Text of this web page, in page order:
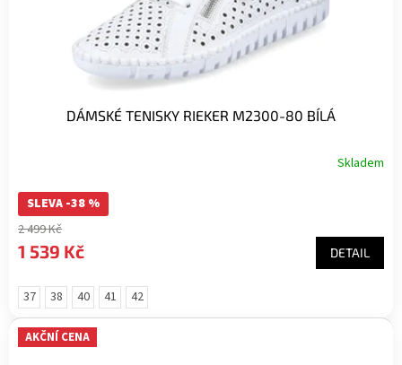
DÁMSKÉ TENISKY RIEKER M2300-80 BÍLÁ
Skladem
SLEVA -38 %
2 499 Kč
1 539 Kč DETAIL
37 38 40 41 42
AKČNÍ CENA